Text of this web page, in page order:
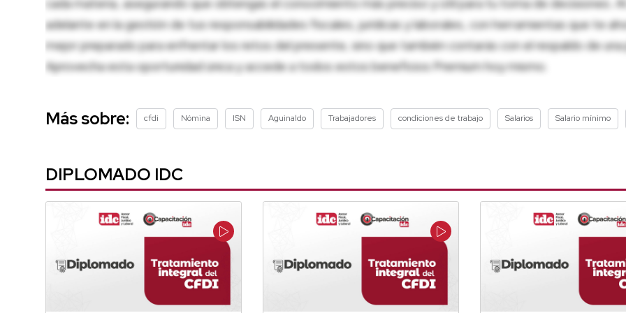
cada materia, asegurando que obtengas el conocimiento más preciso y útil para tu toma de decisiones.
adelante en la gestión de tus responsabilidades fiscales, jurídicas y laborales, con herramientas que te
mejor preparado para enfrentar los retos del presente, sino que también contarás con el respaldo de
Aprovecha esta oportunidad única y accede a todos estos beneficios Premium hoy mismo.
Más sobre: cfdi Nómina ISN Aguinaldo Trabajadores condiciones de trabajo Salarios Salario mínimo
DIPLOMADO IDC